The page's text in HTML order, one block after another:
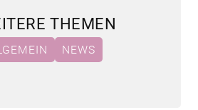
THEMEN
NEWS